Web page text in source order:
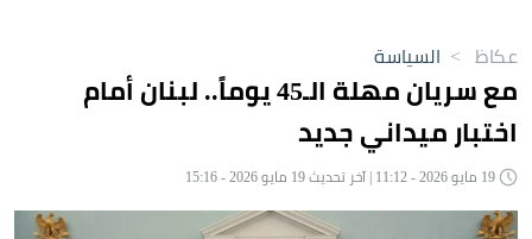
عكاظ > السياسة
مع سريان مهلة الـ45 يوماً.. لبنان أمام
اختبار ميداني جديد